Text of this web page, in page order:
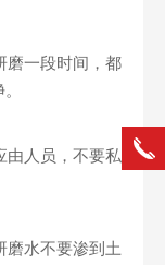
一段时间，都
人员，不要私
水不要渗到土